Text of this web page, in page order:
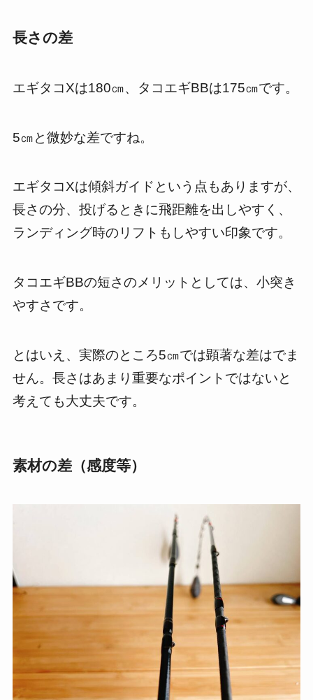
長さの差
エギタコXは180㎝、タコエギBBは175㎝です。
5㎝と微妙な差ですね。
エギタコXは傾斜ガイドという点もありますが、
長さの分、投げるときに飛距離を出しやすく、
ランディング時のリフトもしやすい印象です。
タコエギBBの短さのメリットとしては、小突き
やすさです。
とはいえ、実際のところ5㎝では顕著な差はでま
せん。長さはあまり重要なポイントではないと
考えても大丈夫です。
素材の差（感度等）